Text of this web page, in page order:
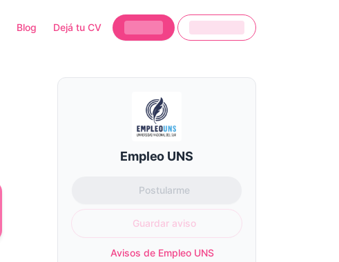
Blog Dejá tu CV
Empleo UNS
Postularme
Guardar aviso
Avisos de Empleo UNS